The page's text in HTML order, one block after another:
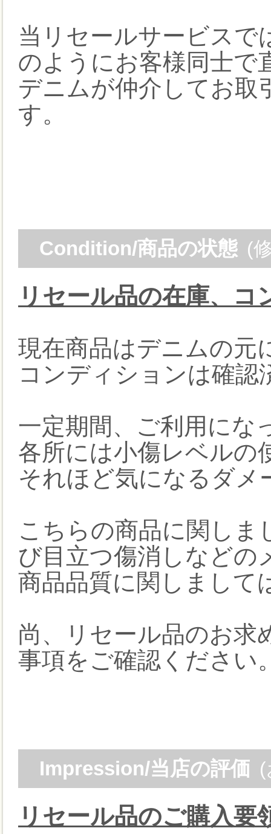
当リセールサービスで
のようにお客様同士で
デニムが仲介してお取
す。
Condition/商品の状態 (
リセール品の在庫、
現在商品はデニムの元
コンディションは確認
一定期間、ご利用にな
各所には小傷レベルの
それほど気になるダメ
こちらの商品に関しま
び目立つ傷消しなどの
商品品質に関しまして
尚、リセール品のお求
事項をご確認ください
Impression/当店の評価
リセール品のご購入要